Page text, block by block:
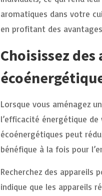
aromatiques dans votre
en profitant des
Choisissez
Lorsque vous aménagez
l’efficacité énergétique
écoénergétiques peut
bénéfique à la fois pour
Recherchez des appareils
indique que les appareils